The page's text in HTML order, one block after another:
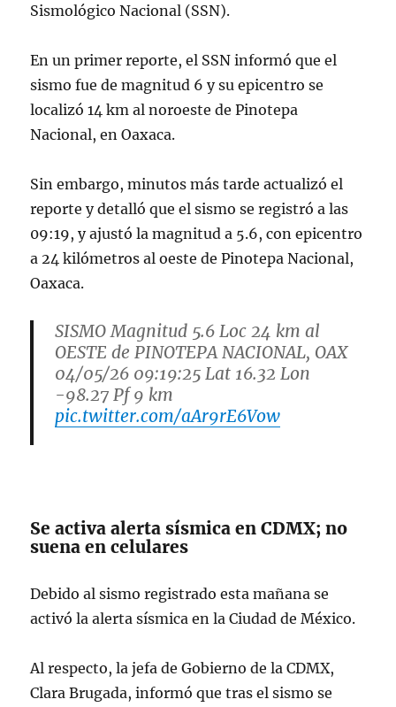
Sismológico Nacional (SSN).
En un primer reporte, el SSN informó que el
sismo fue de magnitud 6 y su epicentro se
localizó 14 km al noroeste de Pinotepa
Nacional, en Oaxaca.
Sin embargo, minutos más tarde actualizó el
reporte y detalló que el sismo se registró a las
09:19, y ajustó la magnitud a 5.6, con epicentro
a 24 kilómetros al oeste de Pinotepa Nacional,
Oaxaca.
SISMO Magnitud 5.6 Loc 24 km al
OESTE de PINOTEPA NACIONAL, OAX
04/05/26 09:19:25 Lat 16.32 Lon
-98.27 Pf 9 km
pic.twitter.com/aAr9rE6Vow
Se activa alerta sísmica en CDMX; no
suena en celulares
Debido al sismo registrado esta mañana se
activó la alerta sísmica en la Ciudad de México.
Al respecto, la jefa de Gobierno de la CDMX,
Clara Brugada, informó que tras el sismo se